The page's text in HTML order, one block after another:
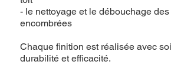
- le nettoyage et le débouchage
encombrées
Chaque finition est réalisée avec
durabilité et efficacité.